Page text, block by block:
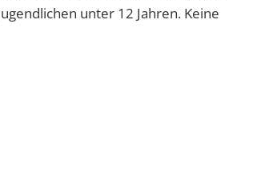
unter 12 Jahren. Keine